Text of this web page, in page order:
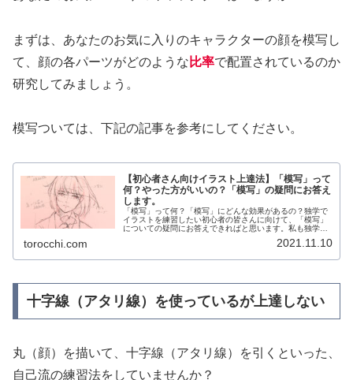
まずは、あなたのお気に入りのキャラクターの顔を模写し
て、顔の各パーツがどのような 比率で配置されているのか
研究してみましょう。
模写ついては、下記の記事を参考にしてください。
【初心者さん向けイラスト上達法】「模写」って
何？やった方がいいの？「模写」の疑問にお答え
します。
「模写」って何？「模写」にどんな効果があるの？独学で
イラストを練習したい初心者の皆さんに向けて、「模写」
についての疑問にお答えできればと思います。私も独学で
torocchi.com 2021.11.10
十字線（アタリ線）を使っているが上達しない
丸（顔）を描いて、十字線（アタリ線）を引くといった、
自己流の練習法をしていませんか？